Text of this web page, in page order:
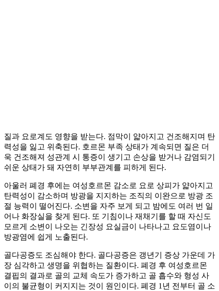
질과 요로계도 영향을 받는다. 점막이 얇아지고 건조해지며 탄
력성을 잃고 위축된다. 호르몬 부족 상태가 계속되면 질은 더
욱 건조해져 성관계 시 통증이 생기고 손상을 받거나 감염되기
쉬운 상태가 돼 자연히 부부관계를 피하게 된다.
아울러 폐경 후에는 여성호르몬 감소로 요로 상피가 얇아지고
탄력성이 감소하며 방광을 지지하는 조직의 이완으로 방광 조
절 능력이 떨어진다. 소변을 자주 보게 되고 밤에도 여러 번 일
어나 화장실을 찾게 된다. 또 기침이나 재채기를 할 때 자신도
모르게 소변이 나오는 긴장성 요실금이 나타나고 요도염이나
방광염에 쉽게 노출된다.
골다공증도 조심해야 한다. 골다공증은 갱년기 증상 가운데 가
장 심각하고 생명을 위협하는 질환이다. 폐경 후 여성호르몬
결핍의 결과로 골의 교체 속도가 증가하고 골 흡수와 형성 사
이의 불균형이 커지지는 것이 원인이다. 폐경 1년 전부터 골 소